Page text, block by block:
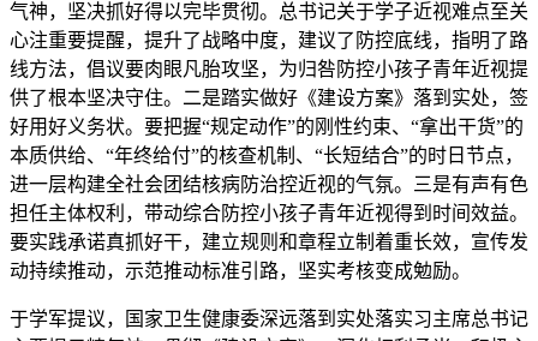
气神，坚决抓好得以完毕贯彻。总书记关于学子近视难点至关
心注重要提醒，提升了战略中度，建议了防控底线，指明了路
线方法，倡议要肉眼凡胎攻坚，为归咎防控小孩子青年近视提
供了根本坚决守住。二是踏实做好《建设方案》落到实处，签
好用好义务状。要把握“规定动作”的刚性约束、“拿出干货”的
本质供给、“年终给付”的核查机制、“长短结合”的时日节点，
进一层构建全社会团结核病防治控近视的气氛。三是有声有色
担任主体权利，带动综合防控小孩子青年近视得到时间效益。
要实践承诺真抓好干，建立规则和章程立制着重长效，宣传发
动持续推动，示范推动标准引路，坚实考核变成勉励。
于学军提议，国家卫生健康委深远落到实处落实习主席总书记